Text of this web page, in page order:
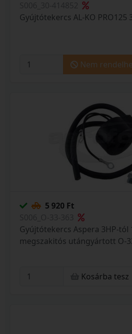
Gyújtótekercs AL-KO PRO125
Nem
5 920 Ft
Gyújtótekercs Aspera 3HP-tól
megszakitós utángyártott O-
Kosárba tesz